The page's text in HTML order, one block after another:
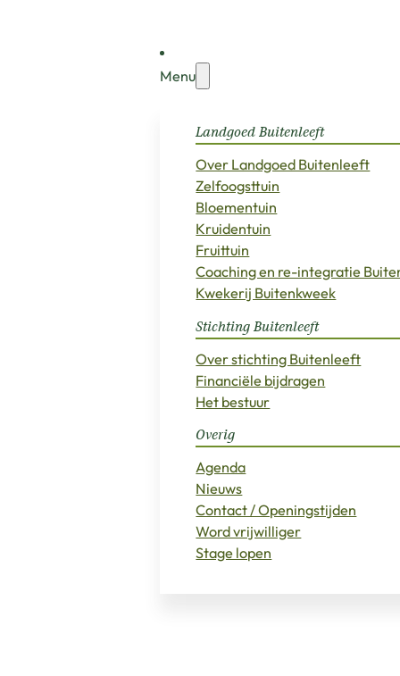
Menu
Landgoed Buitenleeft
Over Landgoed Buitenleeft
Zelfoogsttuin
Bloementuin
Kruidentuin
Fruittuin
Coaching en re-integratie
Kwekerij Buitenkweek
Stichting Buitenleeft
Over stichting Buitenleeft
Financiële bijdragen
Het bestuur
Overig
Agenda
Nieuws
Contact / Openingstijden
Word vrijwilliger
Stage lopen